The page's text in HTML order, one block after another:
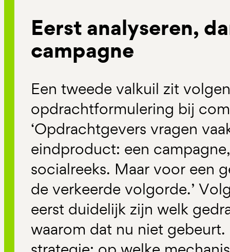
Eerst analyseren,
campagne
Een tweede valkuil zit
opdrachtformulering bij
‘Opdrachtgevers vragen
eindproduct: een
socialreeks. Maar voor een
de verkeerde volgorde.’
eerst duidelijk zijn welk
waarom dat nu niet gebeurt.